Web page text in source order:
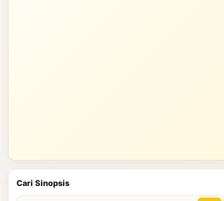
Cari Sinopsis